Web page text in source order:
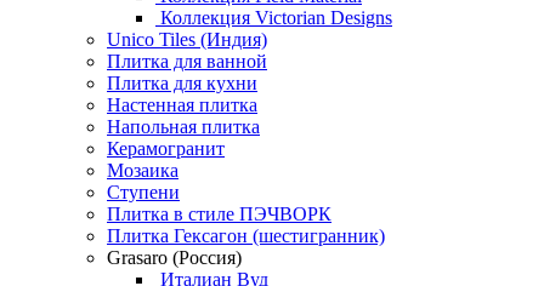
Коллекция Victorian Designs
Unico Tiles (Индия)
Плитка для ванной
Плитка для кухни
Настенная плитка
Напольная плитка
Керамогранит
Мозаика
Ступени
Плитка в стиле ПЭЧВОРК
Плитка Гексагон (шестигранник)
Grasaro (Россия)
Италиан Вуд